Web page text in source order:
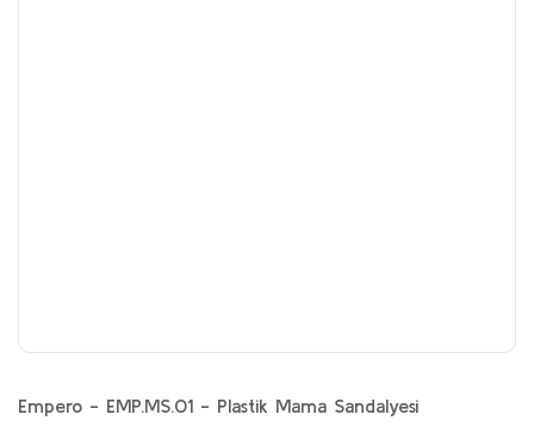
Empero - EMP.MS.01 - Plastik Mama Sandalyesi